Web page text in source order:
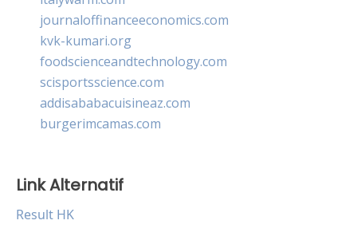
journaloffinanceeconomics.com
kvk-kumari.org
foodscienceandtechnology.com
scisportsscience.com
addisababacuisineaz.com
burgerimcamas.com
Link Alternatif
Result HK